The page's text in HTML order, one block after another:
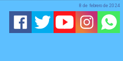
8 de febrero de 2024